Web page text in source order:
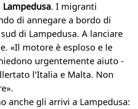
. I migranti
di annegare a bordo di
di Lampedusa. A lanciare
«Il motore è esploso e le
urgentemente aiuto -
l'Italia e Malta. Non
anche gli arrivi a Lampedusa: